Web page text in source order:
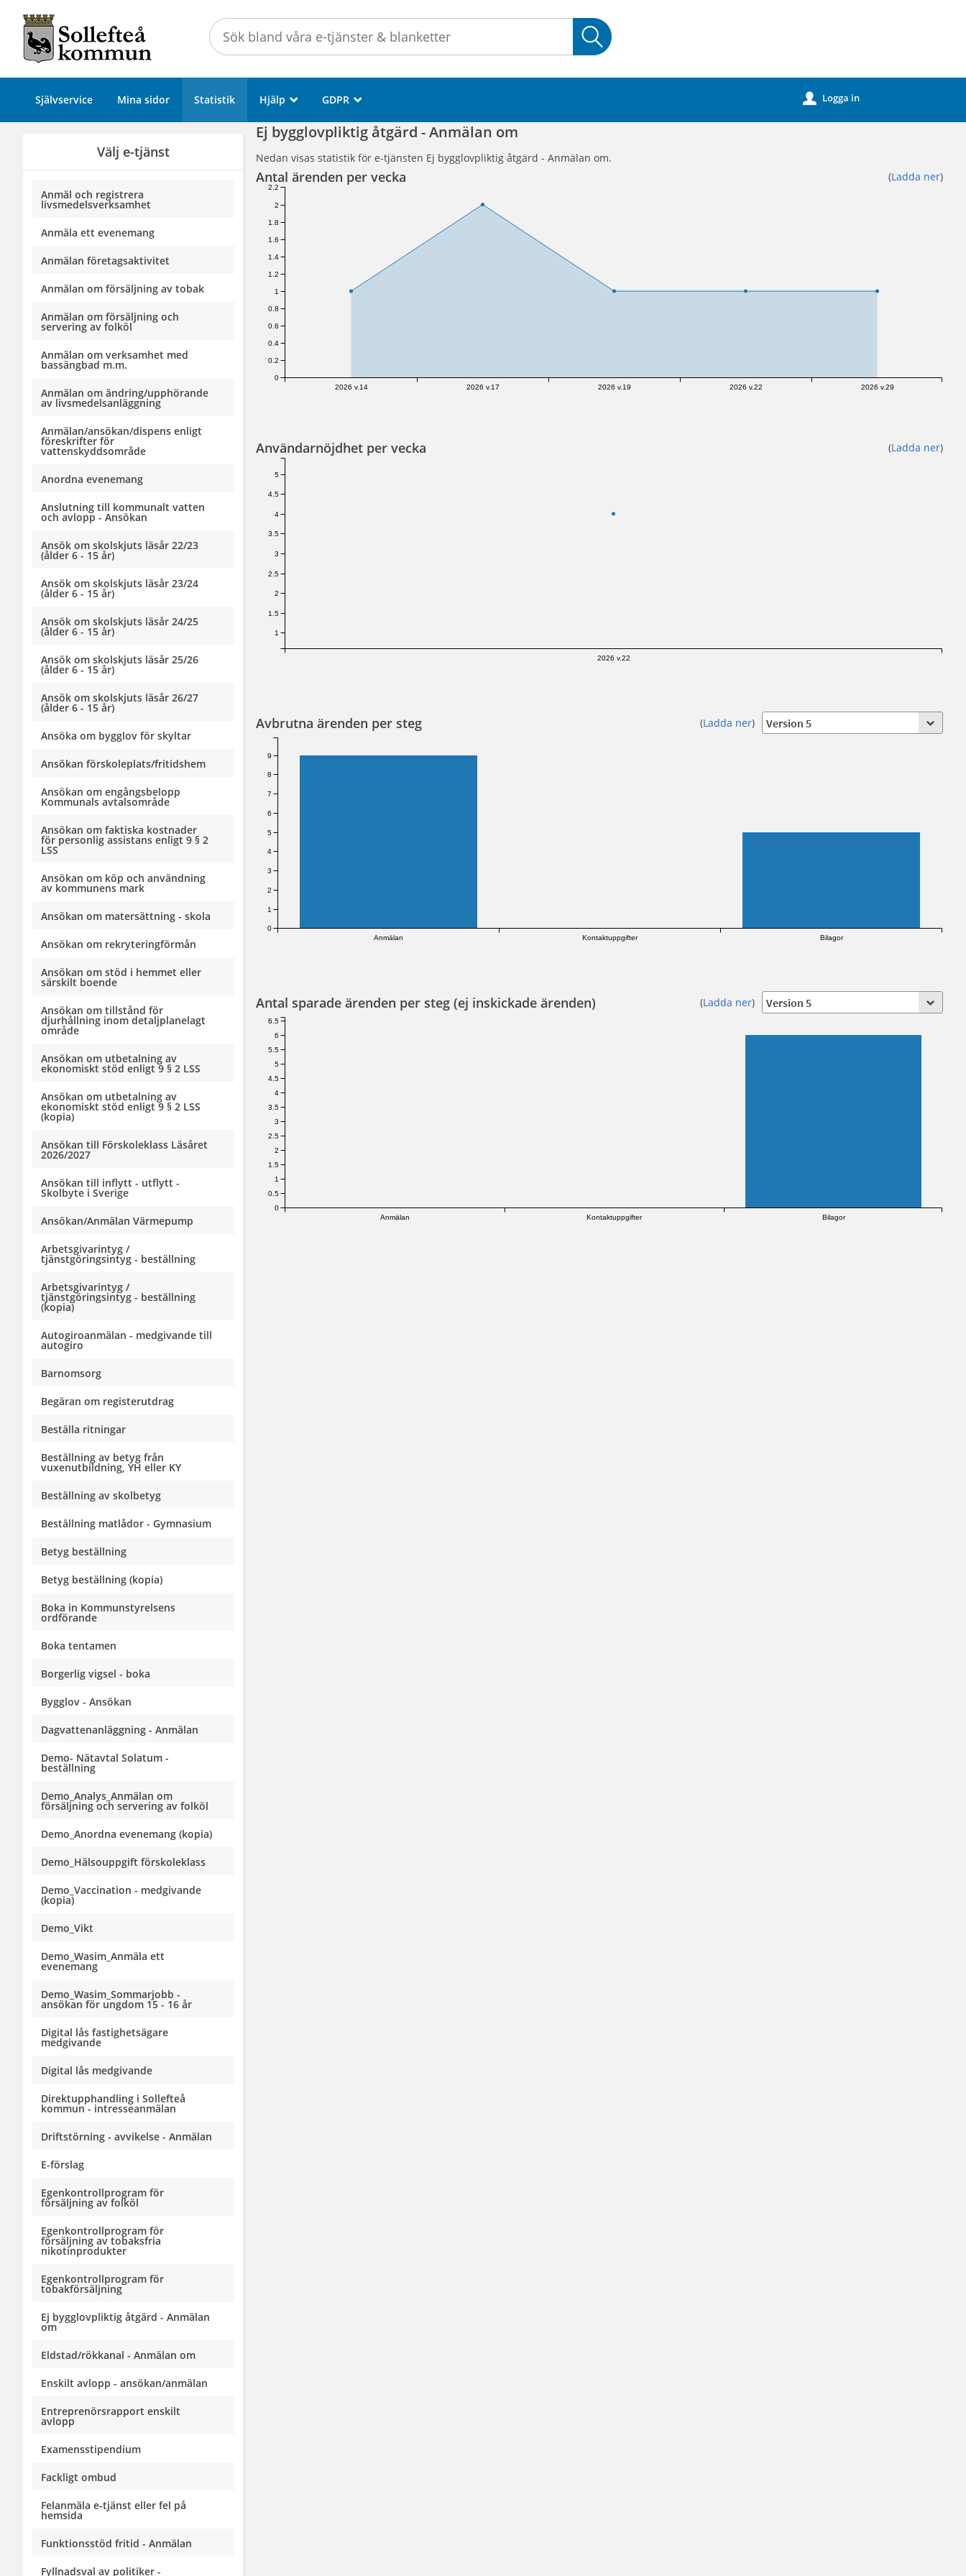
Självservice
kommun
Självservice Mina sidor Statistik Hjälp _ GDPR _ u Logga in
Välj e-tjänst
Anmäl och registrera
livsmedelsverksamhet
Anmäla ett evenemang
Anmälan företagsaktivitet
Anmälan om försäljning av tobak
Anmälan om försäljning och
servering av folköl
Anmälan om verksamhet med
bassängbad m.m.
Anmälan om ändring/upphörande
av livsmedelsanläggning
Anmälan/ansökan/dispens enligt
föreskrifter för
vattenskyddsområde
Anordna evenemang
Anslutning till kommunalt vatten
och avlopp - Ansökan
Ansök om skolskjuts läsår 22/23
(ålder 6 - 15 år)
Ansök om skolskjuts läsår 23/24
(ålder 6 - 15 år)
Ansök om skolskjuts läsår 24/25
(ålder 6 - 15 år)
Ansök om skolskjuts läsår 25/26
(ålder 6 - 15 år)
Ansök om skolskjuts läsår 26/27
(ålder 6 - 15 år)
Ansöka om bygglov för skyltar
Ansökan förskoleplats/fritidshem
Ansökan om engångsbelopp
Kommunals avtalsområde
Ansökan om faktiska kostnader
för personlig assistans enligt 9 § 2
LSS
Ansökan om köp och användning
av kommunens mark
Ansökan om matersättning - skola
Ansökan om rekryteringförmån
Ansökan om stöd i hemmet eller
särskilt boende
Ansökan om tillstånd för
djurhållning inom detaljplanelagt
område
Ansökan om utbetalning av
ekonomiskt stöd enligt 9 § 2 LSS
Ansökan om utbetalning av
ekonomiskt stöd enligt 9 § 2 LSS
(kopia)
Ansökan till Förskoleklass Läsåret
2026/2027
Ansökan till inflytt - utflytt -
Skolbyte i Sverige
Ansökan/Anmälan Värmepump
Arbetsgivarintyg /
tjänstgöringsintyg - beställning
Arbetsgivarintyg /
tjänstgöringsintyg - beställning
(kopia)
Autogiroanmälan - medgivande till
autogiro
Barnomsorg
Begäran om registerutdrag
Beställa ritningar
Beställning av betyg från
vuxenutbildning, YH eller KY
Beställning av skolbetyg
Beställning matlådor - Gymnasium
Betyg beställning
Betyg beställning (kopia)
Boka in Kommunstyrelsens
ordförande
Boka tentamen
Borgerlig vigsel - boka
Bygglov - Ansökan
Dagvattenanläggning - Anmälan
Demo- Nätavtal Solatum -
beställning
Demo_Analys_Anmälan om
försäljning och servering av folköl
Demo_Anordna evenemang (kopia)
Demo_Hälsouppgift förskoleklass
Demo_Vaccination - medgivande
(kopia)
Demo_Vikt
Demo_Wasim_Anmäla ett
evenemang
Demo_Wasim_Sommarjobb -
ansökan för ungdom 15 - 16 år
Digital lås fastighetsägare
medgivande
Digital lås medgivande
Direktupphandling i Sollefteå
kommun - intresseanmälan
Driftstörning - avvikelse - Anmälan
E-förslag
Egenkontrollprogram för
försäljning av folköl
Egenkontrollprogram för
försäljning av tobaksfria
nikotinprodukter
Egenkontrollprogram för
tobakförsäljning
Ej bygglovpliktig åtgärd - Anmälan
om
Eldstad/rökkanal - Anmälan om
Enskilt avlopp - ansökan/anmälan
Entreprenörsrapport enskilt
avlopp
Examensstipendium
Fackligt ombud
Felanmäla e-tjänst eller fel på
hemsida
Funktionsstöd fritid - Anmälan
Fyllnadsval av politiker -
Ej bygglovpliktig åtgärd - Anmälan om
Nedan visas statistik för e-tjänsten Ej bygglovpliktig åtgärd - Anmälan om.
Antal ärenden per vecka (Ladda ner)
2026 v.14 2026 v.17 2026 v.19 2026 v.22 2026 v.29
0
0.2
0.4
0.6
0.8
1
1.2
1.4
1.6
1.8
2
2.2
Användarnöjdhet per vecka (Ladda ner)
2026 v.22
1
1.5
2
2.5
3
3.5
4
4.5
5
Avbrutna ärenden per steg (Ladda ner)
Anmälan Kontaktuppgifter Bilagor
0
1
2
3
4
5
6
7
8
9
Antal sparade ärenden per steg (ej inskickade ärenden) (Ladda ner)
Anmälan Kontaktuppgifter Bilagor
0
0.5
1
1.5
2
2.5
3
3.5
4
4.5
5
5.5
6
6.5